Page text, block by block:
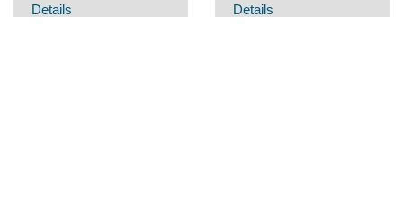
Details Details